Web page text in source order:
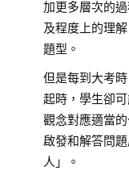
加更多層次的
及程度上的理
題型。
但是每到大考
起時，學生卻
觀念對應適當
啟發和解答問
人」。